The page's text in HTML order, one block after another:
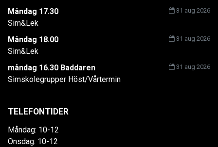
Måndag 17.30
31 aug 2026
Sim&Lek
Måndag 18.00
31 aug 2026
Sim&Lek
måndag 16.30 Baddaren
31 aug 2026
Simskolegrupper Höst/Vårtermin
TELEFONTIDER
Måndag: 10-12
Onsdag: 10-12